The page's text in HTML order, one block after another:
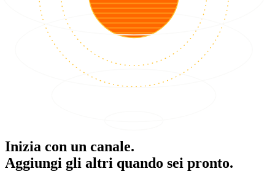
Inizia con un canale.
Aggiungi gli altri quando sei pronto.